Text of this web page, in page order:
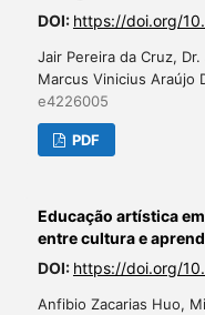
DOI: https://doi.org/
Jair Pereira da Cruz,
Marcus Vinicius Araújo
e4226005
PDF
Educação artística
entre cultura e
DOI: https://doi.org/
Anfibio Zacarias Huo,